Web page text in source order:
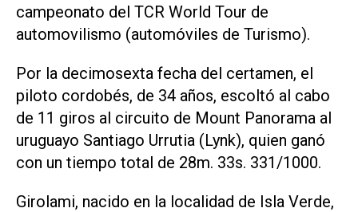
campeonato del TCR World Tour de
automovilismo (automóviles de Turismo).
Por la decimosexta fecha del certamen, el
piloto cordobés, de 34 años, escoltó al cabo
de 11 giros al circuito de Mount Panorama al
uruguayo Santiago Urrutia (Lynk), quien ganó
con un tiempo total de 28m. 33s. 331/1000.
Girolami, nacido en la localidad de Isla Verde,